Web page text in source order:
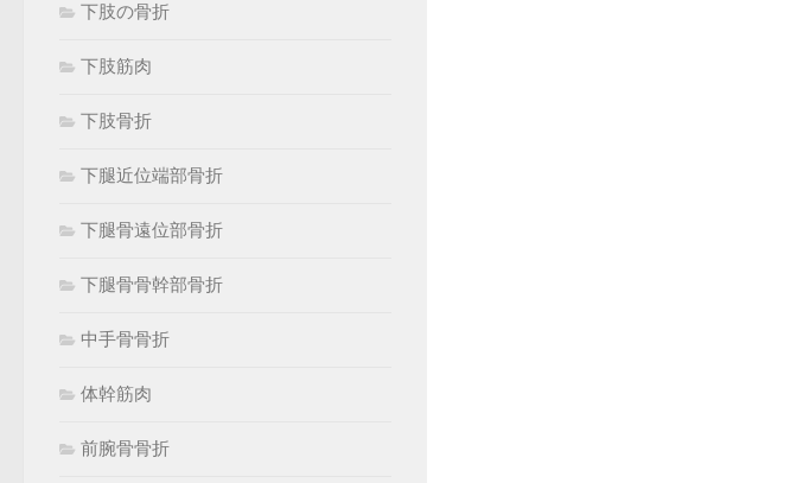
下肢の骨折
下肢筋肉
下肢骨折
下腿近位端部骨折
下腿骨遠位部骨折
下腿骨骨幹部骨折
中手骨骨折
体幹筋肉
前腕骨骨折